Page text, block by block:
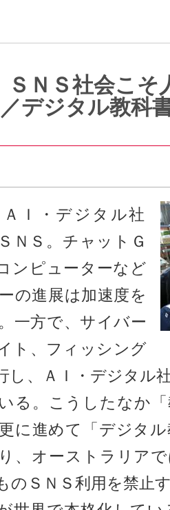
ＮＳ社会こそ
デジタル教科
Ｉ・デジタル社
ＮＳ。チャットＧ
ンピューターなど
の進展は加速度を
一方で、サイバー
ト、フィッシング
し、ＡＩ・デジタル
る。こうしたなか
に進めて「デジタ
、オーストラリア
のＳＮＳ利用を禁止